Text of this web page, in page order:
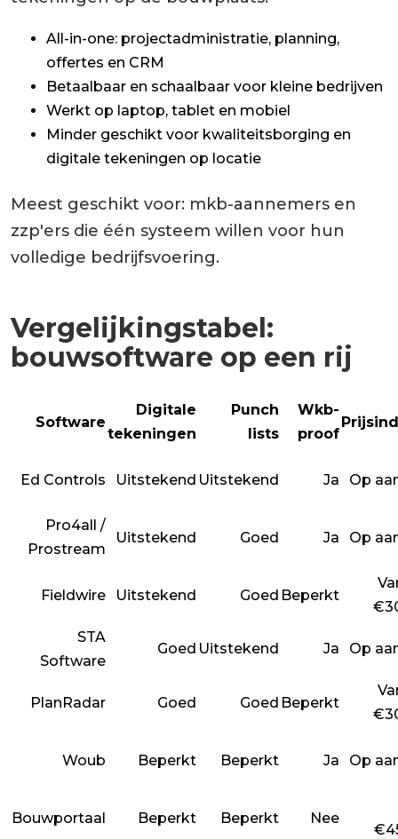
All-in-one: projectadministratie, planning,
offertes en CRM
Betaalbaar en schaalbaar voor kleine bedrijven
Werkt op laptop, tablet en mobiel
Minder geschikt voor kwaliteitsborging en
digitale tekeningen op locatie
Meest geschikt voor: mkb-aannemers en
zzp'ers die één systeem willen voor hun
volledige bedrijfsvoering.
Vergelijkingstabel:
bouwsoftware op een rij
Software
Digitale
tekeningen
Punch
lists
Wkb-
proof
Ed Controls Uitstekend Uitstekend Ja Op
Pro4all /
Prostream
Uitstekend Goed Ja Op
Fieldwire Uitstekend Goed Beperkt
STA
Software
Goed Uitstekend Ja Op
PlanRadar Goed Goed Beperkt
Woub Beperkt Beperkt Ja Op
Bouwportaal Beperkt Beperkt Nee